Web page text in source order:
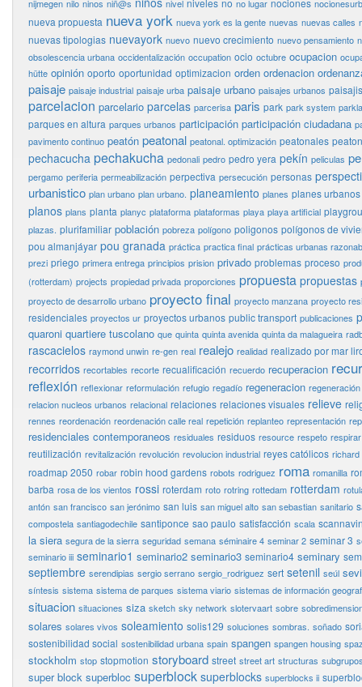
nijmegen nilo ninos niñ@s nivel niveles no no lugar nociones
nueva propuesta nueva york nueva york es la gente nuevas nuevas calles
nuevas tipologias nuevayork nuevo nuevo crecimiento nuevo pensamiento
obsolescencia urbana occidentalización occupation ocio octubre ocupacion
hütte opinión oporto oportunidad optimizacion orden ordenacion
paisaje paisaje industrial paisaje urba paisaje urbano paisajes urbanos
parcelacion parcelario parcelas parcerisa paris park park system
parques en altura parques urbanos participación participación ciudadana
pavimento continuo peatón peatonal peatonal. optimización peatonales
pechacucha pechakucha pedonali pedro pedro yera pekín peliculas
pergamo periferia permeabilización perpectiva persecución personas
urbanistico plan urbano plan urbano. planeamiento planes planes urbanos
planos plans planta planyc plataforma plataformas playa playa artificial
plazas. plurifamiliar población pobreza polígono poligonos polígonos de
pou almanjáyar pou granada práctica practica final prácticas urbanas
prezi priego primera entrega principios prision privado problemas proceso
(rotterdam) projects propiedad privada proporciones propuesta propuestas
proyecto de desarrollo urbano proyecto final proyecto manzana proyecto
residenciales proyectos ur proyectos urbanos public transport publicaciones
quaroni quartiere tuscolano que quinta quinta avenida quinta da malagueira
rascacielos raymond unwin re-gen real realejo realidad realizado por mar
recorridos recortables recorte recualificación recuerdo recuperacion
reflexión reflexionar reformulación refugio regadío regeneracion
relacion nucleos urbanos relacional relaciones relaciones visuales relieve
rennes reordenación reordenación calle real repetición replanteo representación
residenciales contemporaneos residuales residuos resource respeto respirar
reutilización revitalización revolución revolucion industrial reyes católicos
roadmap 2050 robar robin hood gardens robots rodriguez roma romanilla
barba rosa de los vientos rossi roterdam roto rotring rottedam rotterdam
antón san francisco san jerónimo san luis san miguel alto san sebastian sanitario
compostela santiagodechile santiponce sao paulo satisfacción scala
la siera segura de la sierra seguridad semana séminaire 4 seminar 2 seminar 3
seminario iii seminario1 seminario2 seminario3 seminario4 seminary
septiembre serendipias sergio serrano sergio_rodriguez sert setenil seúl
síntesis sistema sistema de parques sistema viario sistemas de información
situacion situaciones siza sketch sky network slotervaart sobre
solares solares vivos soleamiento solis129 soluciones sombras. soñado
sostenibilidad social sostenibilidad urbana spain spangen spangen housing
stockholm stop stopmotion storyboard street street art structuras
super block superbloc superblock superblocks superblocks ii